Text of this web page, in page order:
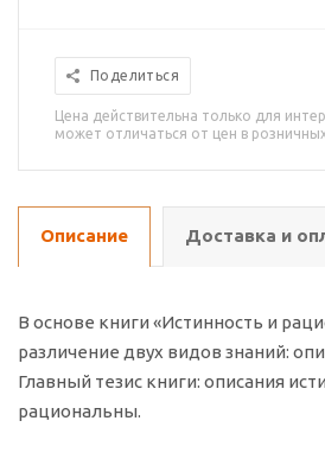
Поделиться
Цена действительна только для
может отличаться от цен в
Описание Доставка и
В основе книги «Истинность и
различение двух видов знаний:
Главный тезис книги: описания
рациональны.